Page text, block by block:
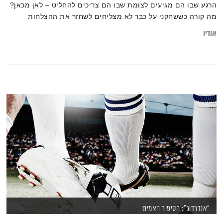
הרגע שבו הם מגיעים לצומת שבו הם צריכים להחליט – לאן מכאן?
מה קורה כששחקני על כבר לא מצליחים לשחזר את ההצלחות
אודיו
"אנדרדוג": הסיפור האמיתי